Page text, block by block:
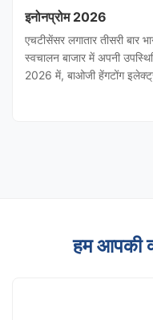
इनोनप्रोम 2026
एचटीसेंसर लगातार तीसरी बार
स्वचालन बाजार में अपनी
2026 में, बाओजी हेंगटोंग
हम आपकी